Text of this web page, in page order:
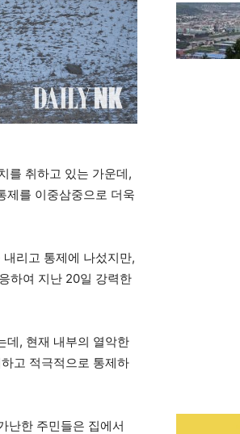
를 취하고 있는 가운데,
제를 이중삼중으로 더욱
리고 통제에 나섰지만,
하여 지난 20일 강력한
데, 현재 내부의 열악한
고 적극적으로 통제하
난한 주민들은 집에서